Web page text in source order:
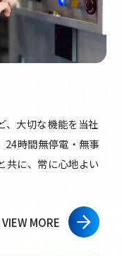
VIEW MORE
、大切な機能を当社
24時間無停電・無事
共に、常に心地よい